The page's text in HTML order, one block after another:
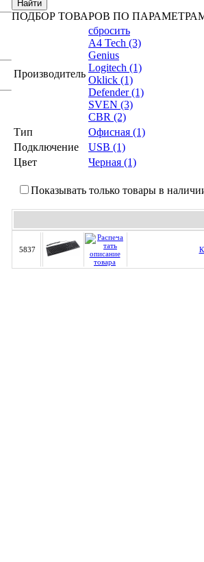
Найти
ПОДБОР ТОВАРОВ ПО
Производитель
сбросить
A4 Tech (3)
Genius
Logitech (1)
Oklick (1)
Defender (1)
SVEN (3)
CBR (2)
Тип
Офисная (1)
Подключение
USB (1)
Цвет
Черная (1)
Показывать только товары в
5837